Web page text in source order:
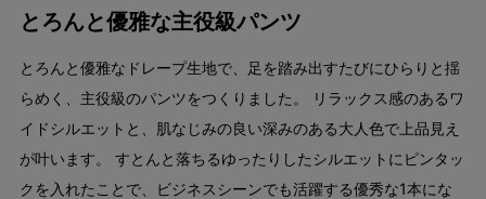
とろんと優雅な主役級パンツ
とろんと優雅なドレープ生地で、足を踏み出すたびにひらりと揺
らめく、主役級のパンツをつくりました。 リラックス感のあるワ
イドシルエットと、肌なじみの良い深みのある大人色で上品見え
が叶います。 すとんと落ちるゆったりしたシルエットにピンタッ
クを入れたことで、ビジネスシーンでも活躍する優秀な1本にな